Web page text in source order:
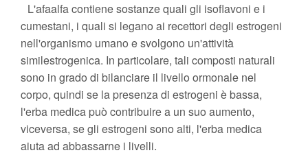
L'afaalfa contiene sostanze quali gli isoflavoni e i
cumestani, i quali si legano ai recettori degli estrogeni
nell'organismo umano e svolgono un'attività
similestrogenica. In particolare, tali composti naturali
sono in grado di bilanciare il livello ormonale nel
corpo, quindi se la presenza di estrogeni è bassa,
l'erba medica può contribuire a un suo aumento,
viceversa, se gli estrogeni sono alti, l'erba medica
aiuta ad abbassarne i livelli.